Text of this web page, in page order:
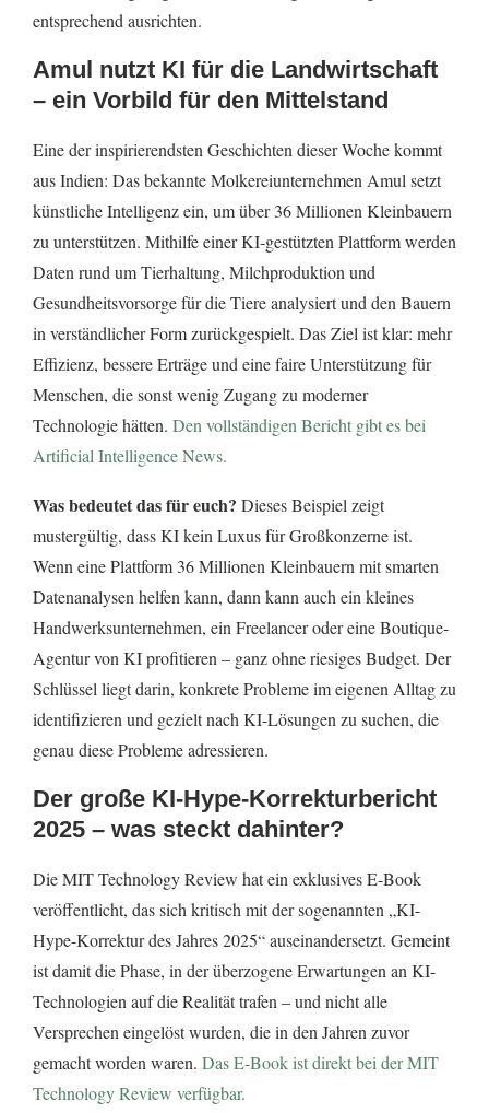
entsprechend ausrichten.
Amul nutzt KI für die Landwirtschaft
– ein Vorbild für den Mittelstand
Eine der inspirierendsten Geschichten dieser Woche kommt
aus Indien: Das bekannte Molkereiunternehmen Amul setzt
künstliche Intelligenz ein, um über 36 Millionen Kleinbauern
zu unterstützen. Mithilfe einer KI-gestützten Plattform werden
Daten rund um Tierhaltung, Milchproduktion und
Gesundheitsvorsorge für die Tiere analysiert und den Bauern
in verständlicher Form zurückgespielt. Das Ziel ist klar: mehr
Effizienz, bessere Erträge und eine faire Unterstützung für
Menschen, die sonst wenig Zugang zu moderner
Technologie hätten. Den vollständigen Bericht gibt es bei
Artificial Intelligence News.
Was bedeutet das für euch? Dieses Beispiel zeigt
mustergültig, dass KI kein Luxus für Großkonzerne ist.
Wenn eine Plattform 36 Millionen Kleinbauern mit smarten
Datenanalysen helfen kann, dann kann auch ein kleines
Handwerksunternehmen, ein Freelancer oder eine Boutique-
Agentur von KI profitieren – ganz ohne riesiges Budget. Der
Schlüssel liegt darin, konkrete Probleme im eigenen Alltag zu
identifizieren und gezielt nach KI-Lösungen zu suchen, die
genau diese Probleme adressieren.
Der große KI-Hype-Korrekturbericht
2025 – was steckt dahinter?
Die MIT Technology Review hat ein exklusives E-Book
veröffentlicht, das sich kritisch mit der sogenannten „KI-
Hype-Korrektur des Jahres 2025“ auseinandersetzt. Gemeint
ist damit die Phase, in der überzogene Erwartungen an KI-
Technologien auf die Realität trafen – und nicht alle
Versprechen eingelöst wurden, die in den Jahren zuvor
gemacht worden waren. Das E-Book ist direkt bei der MIT
Technology Review verfügbar.